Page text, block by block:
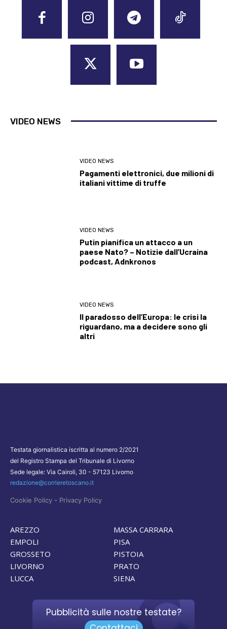
VIDEO NEWS
VIDEO NEWS
Pagamenti elettronici, due milioni di
italiani vittime di truffe
VIDEO NEWS
Putin pianifica un attacco a un
paese Nato? – Notizie dall’Ucraina
podcast, Adnkronos
VIDEO NEWS
Il paradosso dell’Europa: le crisi la
riguardano, ma a decidere sono gli
altri
Testata giornalistica iscritta al numero 2/2021
del Registro Stampa del Tribunale di Livorno
Sede legale: Via Cairoli, 30 - 57123 Livorno
redazione@corrieretoscano.it
Cookie Policy - Privacy Policy
AREZZO
EMPOLI
GROSSETO
LIVORNO
LUCCA
MASSA CARRARA
PISA
PISTOIA
PRATO
SIENA
Pubblicità sulle nostre testate?